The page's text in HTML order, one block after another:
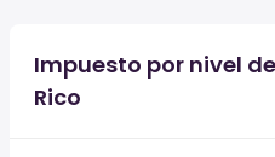
Impuesto por nivel
Rico